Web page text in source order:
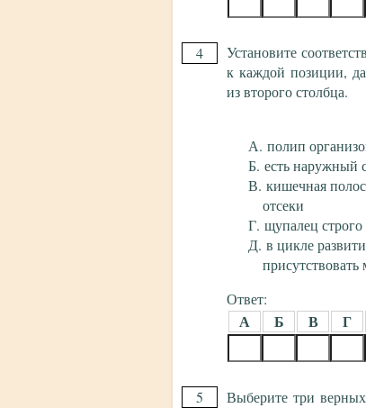
4
Установите
к каждой позиции,
из второго столбца.
полип
есть наружный
кишечная
отсеки
щупалец строго
в цикле
присутствовать
Ответ:
А Б В Г
5
Выберите три